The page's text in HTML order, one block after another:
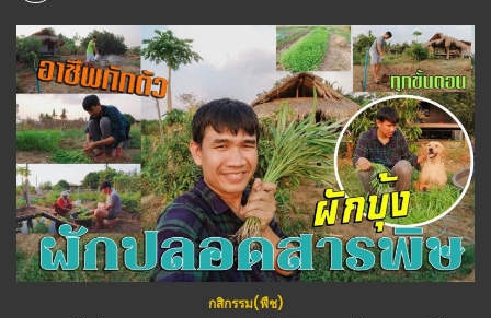
กสิกรรม(พืช)
(คลิป) สูตรน้ำหมักเปลือกมะนาว สูตรนี้ประโยชน์ทั้งบ้าน และสวน